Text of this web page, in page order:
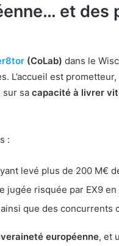
et des
(CoLab) dans le
L’accueil est
sur sa capacité à livrer
:
levé plus de 200 M€
jugée risquée par EX9
que des concurrents
européenne, et